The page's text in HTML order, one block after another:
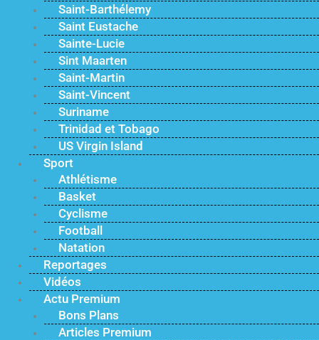
Saint-Barthélemy
Saint Eustache
Sainte-Lucie
Sint Maarten
Saint-Martin
Saint-Vincent
Suriname
Trinidad et Tobago
US Virgin Island
Sport
Athlétisme
Basket
Cyclisme
Football
Natation
Reportages
Vidéos
Actu Premium
Bons Plans
Articles Premium